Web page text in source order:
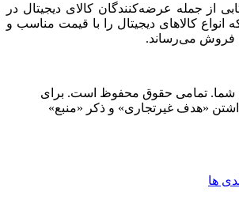
از جمله عرضه‌کنندگان کالای دیجیتال در
کالاهای دیجیتال را با قیمت مناسب و
فروش می‌رساند.
2022 برند شما. تمامی حقوق محفوظ است. برای
«هدف غیرتجاری» و ذکر «منبع»
ها